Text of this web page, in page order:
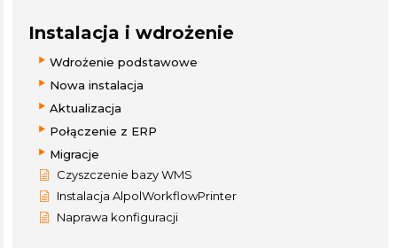
Instalacja i wdrożenie
Wdrożenie podstawowe
Nowa instalacja
Aktualizacja
Połączenie z ERP
Migracje
Czyszczenie bazy WMS
Instalacja AlpolWorkflowPrinter
Naprawa konfiguracji